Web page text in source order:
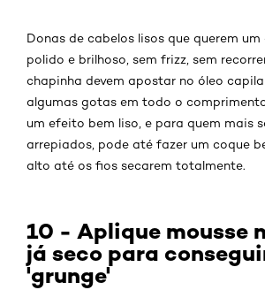
Donas de cabelos lisos que querem
polido e brilhoso, sem frizz, sem
chapinha devem apostar no óleo
algumas gotas em todo o
um efeito bem liso, e para quem mais
arrepiados, pode até fazer um coque
alto até os fios secarem totalmente.
10 - Aplique mousse
já seco para
'grunge'